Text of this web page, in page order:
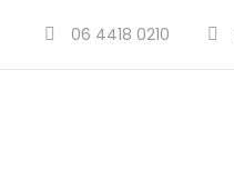
06 4418 0210